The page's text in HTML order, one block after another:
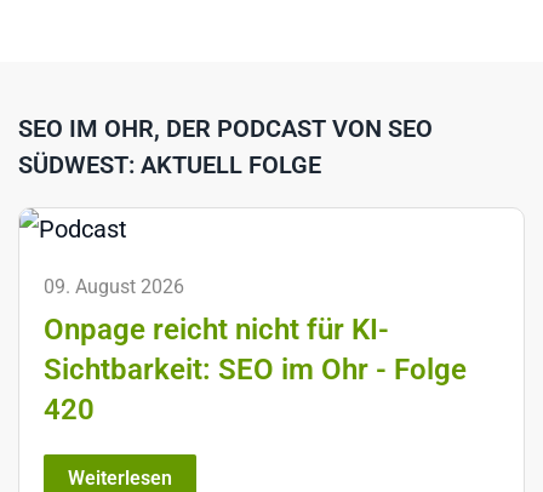
SEO IM OHR, DER PODCAST VON SEO
SÜDWEST: AKTUELL FOLGE
09. August 2026
Onpage reicht nicht für KI-
Sichtbarkeit: SEO im Ohr - Folge
420
Weiterlesen